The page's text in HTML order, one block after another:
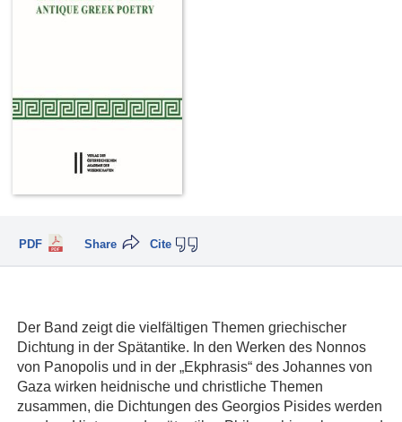
PDF Cite
Share
Der Band zeigt die vielfältigen Themen griechischer
Dichtung in der Spätantike. In den Werken des Nonnos
von Panopolis und in der „Ekphrasis“ des Johannes von
Gaza wirken heidnische und christliche Themen
zusammen, die Dichtungen des Georgios Pisides werden